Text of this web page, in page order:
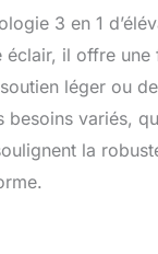
idéale à chaque
Confort de
d'angle, cet
configuration qui
autres oreillers.
des matériaux
matériaux de
3 en 1
il offre
soutien léger ou
variés,
la